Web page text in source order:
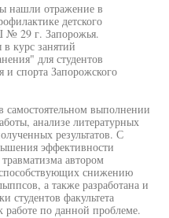
нашли отражение в
детского
№ 29 г. Запорожья.
курс занятий
для студентов
и спорта Запорожского
самостоятельном выполнении
анализе литературных
результатов. С
эффективности
автором
снижению
а также разработана и
студентов факультета
работе по данной проблеме.